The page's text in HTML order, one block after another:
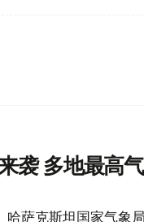
袭 多地最高
哈萨克斯坦国家气